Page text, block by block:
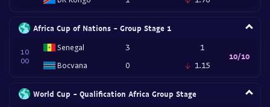
Africa Cup of Nations - Group Stage 1
10
00
Senegal
Bocvana
3
0
1
1.15
10/10
World Cup - Qualification Africa Group Stage